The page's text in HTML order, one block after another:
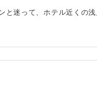
と迷って、ホテル近くの浅